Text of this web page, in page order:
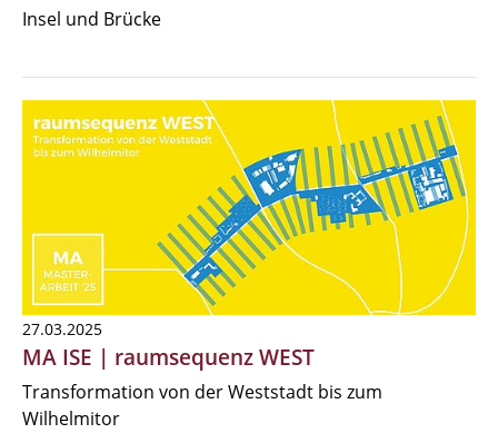
Insel und Brücke
27.03.2025
MA ISE | raumsequenz WEST
Transformation von der Weststadt bis zum
Wilhelmitor